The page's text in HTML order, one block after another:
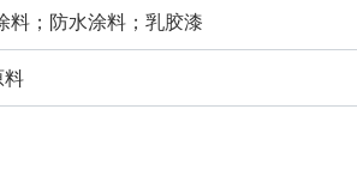
料；防水涂料；乳胶漆
料